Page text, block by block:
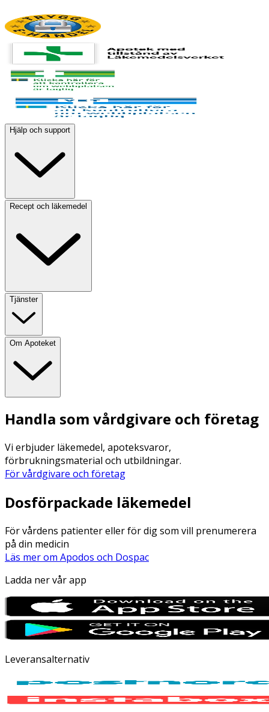
Hjälp och support
Recept och läkemedel
Tjänster
Om Apoteket
Handla som vårdgivare och företag
Vi erbjuder läkemedel, apoteksvaror,
förbrukningsmaterial och utbildningar.
För vårdgivare och företag
Dosförpackade läkemedel
För vårdens patienter eller för dig som vill prenumerera
på din medicin
Läs mer om Apodos och Dospac
Ladda ner vår app
Leveransalternativ